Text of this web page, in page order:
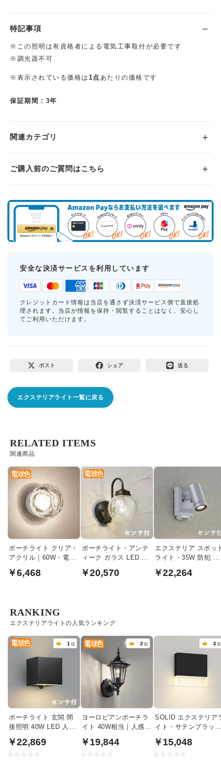
特記事項
※この照明は有資格者による電気工事取付が必要です
※調光器不可
※表示されている価格は 1点あたりの価格です
保証期間：3年
関連カテゴリ
ご購入前のご質問はこちら
安全な決済サービスを利用しています
クレジットカード情報は当店を通さず決済サービス側で直接処
理されます。当店が情報を保持・閲覧することはなく、安心し
てご利用いただけます。
ポスト シェア 送る
エクステリアライト一覧に戻る
関連商品
RELATED ITEMS
ポーチライト クリア・
アクリル｜60W・電球
￥6,468
ポーチライト・アンテ
ィーク ガラス LED 人
￥20,570
エクステリア スポッ
ライト・35W 防犯 人
￥22,264
エクステリアライトの人気ランキング
RANKING
1 位
ポーチライト 玄関 間
接照明 40W LED 人感
￥22,869
2 位
ヨーロピアンポーチラ
イト 40W相当｜人感セ
￥19,844
3 位
SOLID エクステリア
イト・サテンブラッ
￥15,048